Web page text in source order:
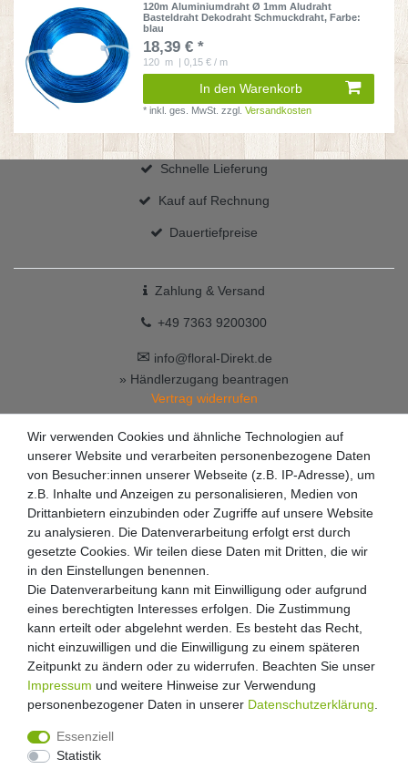
120m Aluminiumdraht Ø 1mm Aludraht
Basteldraht Dekodraht Schmuckdraht, Farbe:
blau
18,39 € *
120 m | 0,15 € / m
In den Warenkorb
*inkl. ges. MwSt. zzgl.Versandkosten
Schnelle Lieferung
Kauf auf Rechnung
Dauertiefpreise
Zahlung & Versand
+49 7363 9200300
✉ info@floral-Direkt.de
» Händlerzugang beantragen
Vertrag widerrufen
Wir verwenden Cookies und ähnliche Technologien auf
unserer Website und verarbeiten personenbezogene Daten
von Besucher:innen unserer Webseite (z.B. IP-Adresse), um
z.B. Inhalte und Anzeigen zu personalisieren, Medien von
Drittanbietern einzubinden oder Zugriffe auf unsere Website
zu analysieren. Die Datenverarbeitung erfolgt erst durch
gesetzte Cookies. Wir teilen diese Daten mit Dritten, die wir
in den Einstellungen benennen.
Die Datenverarbeitung kann mit Einwilligung oder aufgrund
eines berechtigten Interesses erfolgen. Die Zustimmung
kann erteilt oder abgelehnt werden. Es besteht das Recht,
nicht einzuwilligen und die Einwilligung zu einem späteren
Zeitpunkt zu ändern oder zu widerrufen. Beachten Sie unser
Impressum und weitere Hinweise zur Verwendung
personenbezogener Daten in unserer Daten­schutz­erklärung
Essenziell
Statistik